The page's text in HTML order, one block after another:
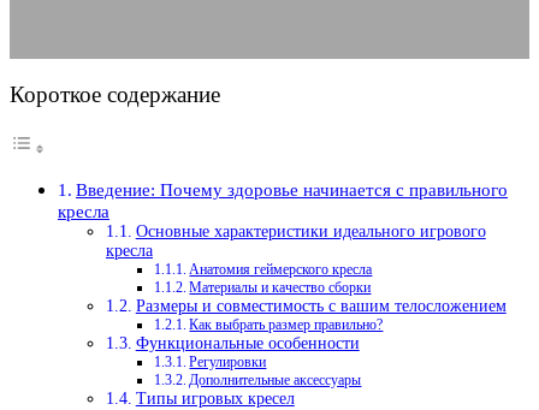
Короткое содержание
Введение: Почему здоровье начинается с правильного
кресла
Основные характеристики идеального игрового
кресла
Анатомия геймерского кресла
Материалы и качество сборки
Размеры и совместимость с вашим телосложением
Как выбрать размер правильно?
Функциональные особенности
Регулировки
Дополнительные аксессуары
Типы игровых кресел